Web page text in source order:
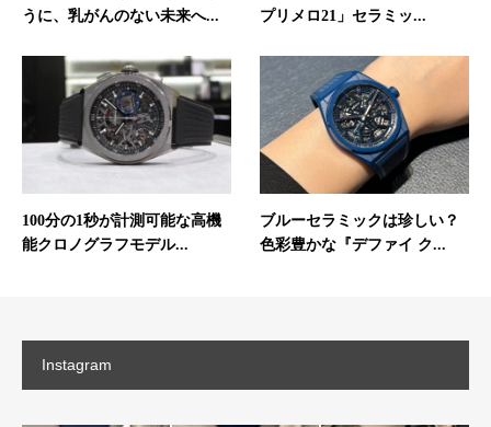
うに、乳がんのない未来へ...
プリメロ21」セラミッ...
100分の1秒が計測可能な高機
能クロノグラフモデル...
ブルーセラミックは珍しい？
色彩豊かな『デファイ ク...
Instagram